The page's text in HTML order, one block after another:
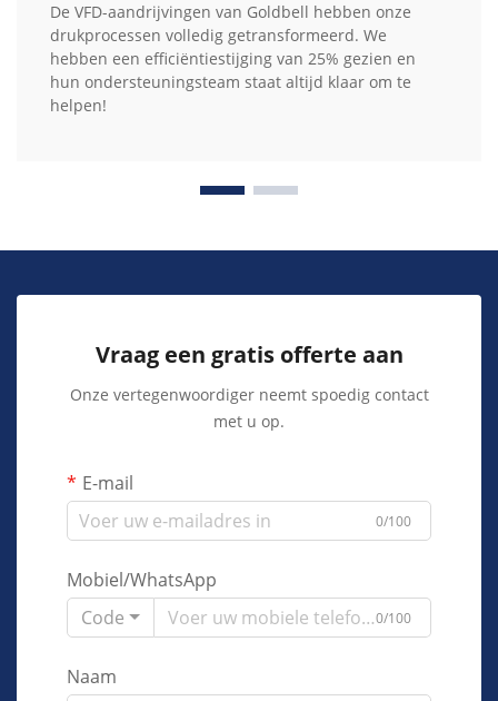
De VFD-aandrijvingen van Goldbell hebben onze
drukprocessen volledig getransformeerd. We
hebben een efficiëntiestijging van 25% gezien en
hun ondersteuningsteam staat altijd klaar om te
helpen!
Vraag een gratis offerte aan
Onze vertegenwoordiger neemt spoedig contact
met u op.
E-mail
0/100
Mobiel/WhatsApp
Code
0/100
Naam